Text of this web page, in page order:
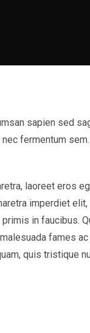
sapien sed
fermentum sem.
laoreet eros
imperdiet elit,
in faucibus.
fames
quis tristique